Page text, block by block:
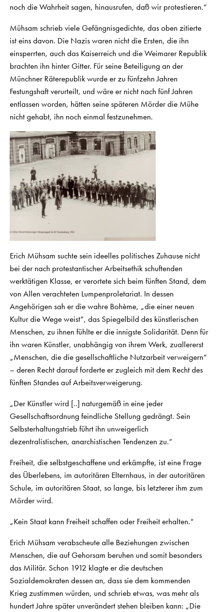
noch die Wahrheit sagen, hinausrufen, daß wir protestieren.“
Mühsam schrieb viele Gefängnisgedichte, das oben zitierte
ist eins davon. Die Nazis waren nicht die Ersten, die ihn
einsperrten, auch das Kaiserreich und die Weimarer Republik
brachten ihn hinter Gitter. Für seine Beteiligung an der
Münchner Räterepublik wurde er zu fünfzehn Jahren
Festungshaft verurteilt, und wäre er nicht nach fünf Jahren
entlassen worden, hätten seine späteren Mörder die Mühe
nicht gehabt, ihn noch einmal festzunehmen.
Erich Mühsam suchte sein ideelles politisches Zuhause nicht
bei der nach protestantischer Arbeitsethik schuftenden
werktätigen Klasse, er verortete sich beim fünften Stand, dem
von Allen verachteten Lumpenproletariat. In dessen
Angehörigen sah er die wahre Bohème, „die einer neuen
Kultur die Wege weist“, das Spiegelbild des künstlerischen
Menschen, zu ihnen fühlte er die innigste Solidarität. Denn für
ihn waren Künstler, unabhängig von ihrem Werk, zuallererst
„Menschen, die die gesellschaftliche Nutzarbeit verweigern“
– deren Recht darauf forderte er zugleich mit dem Recht des
fünften Standes auf Arbeitsverweigerung.
„Der Künstler wird [..] naturgemäß in eine jeder
Gesellschaftsordnung feindliche Stellung gedrängt. Sein
Selbsterhaltungstrieb führt ihn unweigerlich
dezentralistischen, anarchistischen Tendenzen zu.“
Freiheit, die selbstgeschaffene und erkämpfte, ist eine Frage
des Überlebens, im autoritären Elternhaus, in der autoritären
Schule, im autoritären Staat, so lange, bis letzterer ihm zum
Mörder wird.
„Kein Staat kann Freiheit schaffen oder Freiheit erhalten.“
Erich Mühsam verabscheute alle Beziehungen zwischen
Menschen, die auf Gehorsam beruhen und somit besonders
das Militär. Schon 1912 klagte er die deutschen
Sozialdemokraten dessen an, dass sie dem kommenden
Krieg zustimmen würden, und schrieb etwas, was mehr als
hundert Jahre später unverändert stehen bleiben kann: „Die